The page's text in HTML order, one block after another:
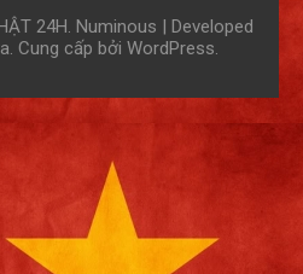
24H. Numinous | Developed
. Cung cấp bởi WordPress.